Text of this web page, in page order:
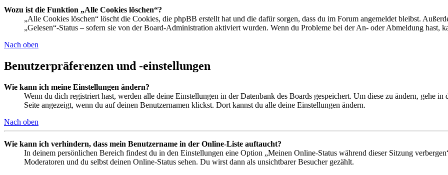
Wozu ist die Funktion „Alle Cookies löschen“?
„Alle Cookies löschen“ löscht die Cookies, die phpBB erstellt hat und die dafür sorgen, dass du im Forum angemeldet bleibst.
„Gelesen“-Status – sofern sie von der Board-Administration aktiviert wurden. Wenn du Probleme bei der An- oder Abmeldung hast,
Nach oben
Benutzerpräferenzen und -einstellungen
Wie kann ich meine Einstellungen ändern?
Wenn du dich registriert hast, werden alle deine Einstellungen in der Datenbank des Boards gespeichert. Um diese zu ändern, gehe
Seite angezeigt, wenn du auf deinen Benutzernamen klickst. Dort kannst du alle deine Einstellungen ändern.
Nach oben
Wie kann ich verhindern, dass mein Benutzername in der Online-Liste auftaucht?
In deinem persönlichen Bereich findest du in den Einstellungen eine Option „Meinen Online-Status während dieser Sitzung
Moderatoren und du selbst deinen Online-Status sehen. Du wirst dann als unsichtbarer Besucher gezählt.